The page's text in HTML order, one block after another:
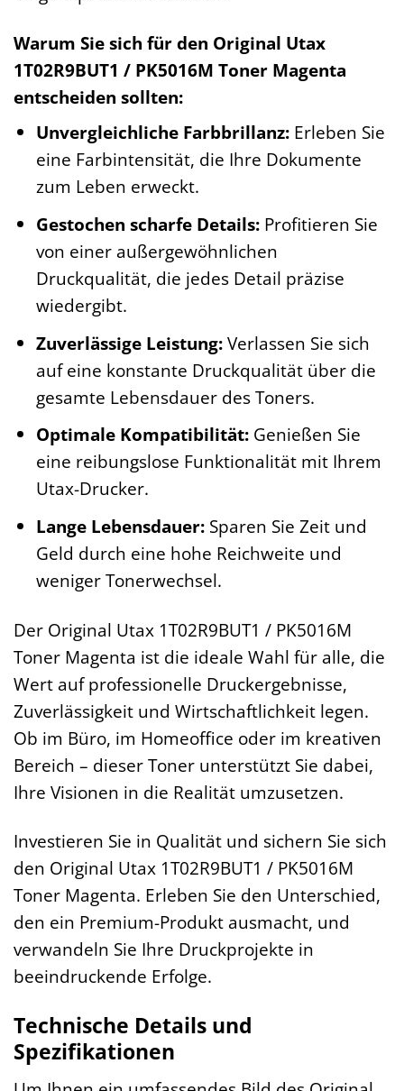
Warum Sie sich für den Original Utax
1T02R9BUT1 / PK5016M Toner Magenta
entscheiden sollten:
Unvergleichliche Farbbrillanz:Erleben Sie
eine Farbintensität, die Ihre Dokumente
zum Leben erweckt.
Gestochen scharfe Details:Profitieren Sie
von einer außergewöhnlichen
Druckqualität, die jedes Detail präzise
wiedergibt.
Zuverlässige Leistung:Verlassen Sie sich
auf eine konstante Druckqualität über die
gesamte Lebensdauer des Toners.
Optimale Kompatibilität:Genießen Sie
eine reibungslose Funktionalität mit Ihrem
Utax-Drucker.
Lange Lebensdauer:Sparen Sie Zeit und
Geld durch eine hohe Reichweite und
weniger Tonerwechsel.
Der Original Utax 1T02R9BUT1 / PK5016M
Toner Magenta ist die ideale Wahl für alle, die
Wert auf professionelle Druckergebnisse,
Zuverlässigkeit und Wirtschaftlichkeit legen.
Ob im Büro, im Homeoffice oder im kreativen
Bereich – dieser Toner unterstützt Sie dabei,
Ihre Visionen in die Realität umzusetzen.
Investieren Sie in Qualität und sichern Sie sich
den Original Utax 1T02R9BUT1 / PK5016M
Toner Magenta. Erleben Sie den Unterschied,
den ein Premium-Produkt ausmacht, und
verwandeln Sie Ihre Druckprojekte in
beeindruckende Erfolge.
Technische Details und
Spezifikationen